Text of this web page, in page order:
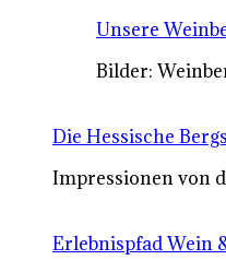
Unsere
Bilder:
Die Hessische
Impressionen von
Erlebnispfad Wein